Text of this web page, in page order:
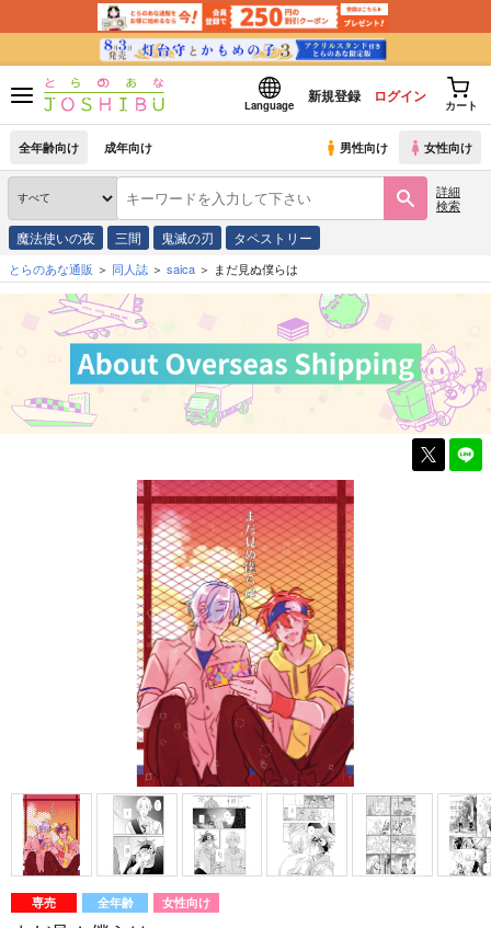
Language
新規登録 ログイン
カート
全年齢向け 成年向け 男性向け 女性向け
詳細
検索
魔法使いの夜 三間 鬼滅の刃 タペストリー
とらのあな通販 同人誌 saica まだ見ぬ僕らは
専売 全年齢 女性向け